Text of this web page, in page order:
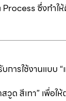
ซึ่งทำให้
ารใช้งานแบบ
วูด สีเทา” เพื่